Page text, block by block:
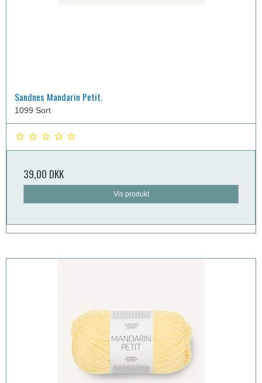
Sandnes Mandarin Petit.
1099 Sort
39,00 DKK
Vis produkt